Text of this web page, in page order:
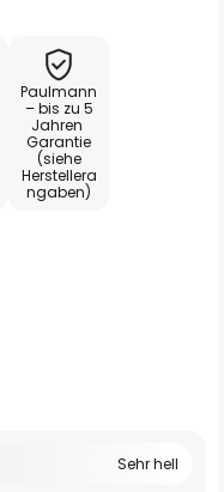
Paulmann
– bis zu 5
Jahren
Garantie
(siehe
Herstellera
ngaben)
Sehr hell